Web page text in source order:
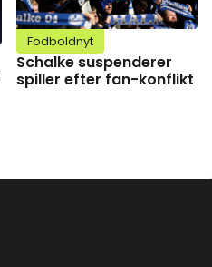
Fodboldnyt
Schalke suspenderer
spiller efter fan-konflikt